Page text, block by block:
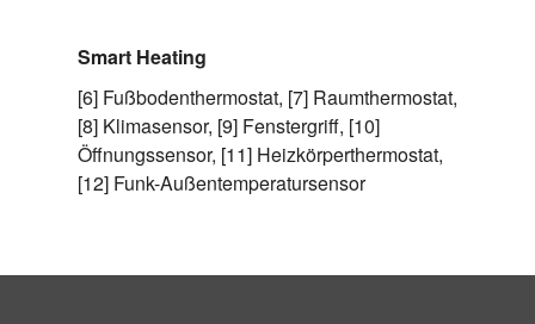
Smart Heating
[6] Fußbodenthermostat, [7] Raumthermostat,
[8] Klimasensor, [9] Fenstergriff, [10]
Öffnungssensor, [11] Heizkörperthermostat,
[12] Funk-Außentemperatursensor